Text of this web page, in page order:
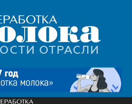
Переработка
молока
|
Новости